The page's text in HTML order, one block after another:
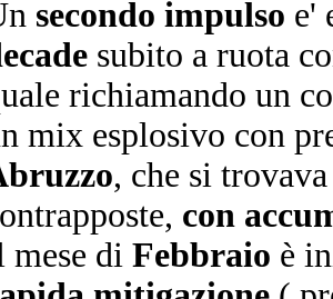
secondo impulso e'
subito a ruota
richiamando un
mix esplosivo con
, che si
con
mese di Febbraio è